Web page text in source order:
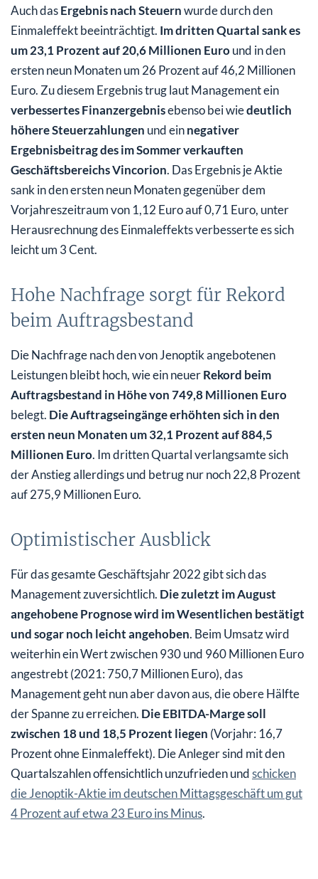
Auch dasErgebnis nach Steuernwurde durch den
Einmaleffekt beeinträchtigt. Im dritten Quartal sank es
um 23,1 Prozent auf 20,6 Millionen Euround in den
ersten neun Monaten um 26 Prozent auf 46,2 Millionen
Euro. Zu diesem Ergebnis trug laut Management ein
verbessertes Finanzergebnisebenso bei wiedeutlich
höhere Steuerzahlungen und einnegativer
Ergebnisbeitrag des im Sommer verkauften
Geschäftsbereichs Vincorion. Das Ergebnis je Aktie
sank in den ersten neun Monaten gegenüber dem
Vorjahreszeitraum von 1,12 Euro auf 0,71 Euro, unter
Herausrechnung des Einmaleffekts verbesserte es sich
leicht um 3 Cent.
Hohe Nachfrage sorgt für Rekord
beim Auftragsbestand
Die Nachfrage nach den von Jenoptik angebotenen
Leistungen bleibt hoch, wie ein neuerRekord beim
Auftragsbestand in Höhe von 749,8 Millionen Euro
belegt. Die Auftragseingänge erhöhten sich in den
ersten neun Monaten um 32,1 Prozent auf 884,5
Millionen Euro. Im dritten Quartal verlangsamte sich
der Anstieg allerdings und betrug nur noch 22,8 Prozent
auf 275,9 Millionen Euro.
Optimistischer Ausblick
Für das gesamte Geschäftsjahr 2022 gibt sich das
Management zuversichtlich. Die zuletzt im August
angehobene Prognose wird im Wesentlichen bestätigt
und sogar noch leicht angehoben. Beim Umsatz wird
weiterhin ein Wert zwischen 930 und 960 Millionen Euro
angestrebt (2021: 750,7 Millionen Euro), das
Management geht nun aber davon aus, die obere Hälfte
der Spanne zu erreichen. Die EBITDA-Marge soll
zwischen 18 und 18,5 Prozent liegen (Vorjahr: 16,7
Prozent ohne Einmaleffekt). Die Anleger sind mit den
Quartalszahlen offensichtlich unzufrieden undschicken
die Jenoptik-Aktie im deutschen Mittagsgeschäft um gut
4 Prozent auf etwa 23 Euro ins Minus.